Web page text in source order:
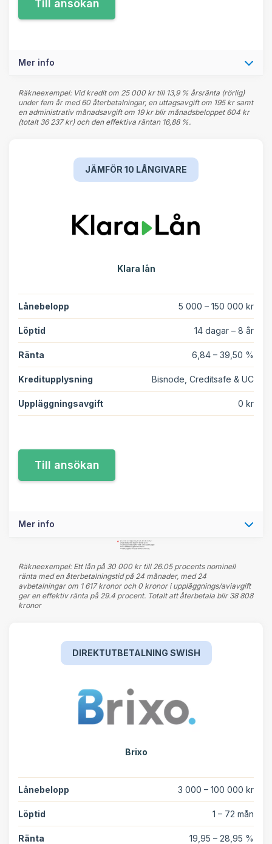
Mer info
Räkneexempel: Vid kredit om 25 000 kr till 13,9 % årsränta (rörlig)
under fem år med 60 återbetalningar, en uttagsavgift om 195 kr samt
en administrativ månadsavgift om 19 kr blir månadsbeloppet 604 kr
(totalt 36 237 kr) och den effektiva räntan 16,88 %.
JÄMFÖR 10 LÅNGIVARE
Klara lån
Lånebelopp 5 000 – 150 000 kr
Löptid 14 dagar – 8 år
Ränta 6,84 – 39,50 %
Kreditupplysning Bisnode, Creditsafe & UC
Uppläggningsavgift 0 kr
Mer info
Räkneexempel: Ett lån på 30 000 kr till 26.05 procents nominell
ränta med en återbetalningstid på 24 månader, med 24
avbetalningar om 1 617 kronor och 0 kronor i uppläggnings/aviavgift
ger en effektiv ränta på 29.4 procent. Totalt att återbetala blir 38 808
kronor
DIREKTUTBETALNING SWISH
Brixo
Lånebelopp 3 000 – 100 000 kr
Löptid 1 – 72 mån
Ränta 19,95 – 28,95 %